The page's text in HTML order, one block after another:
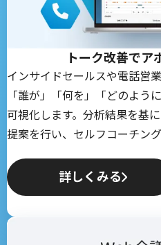
トーク改善でア
インサイドセールスや電話営
「誰が」「何を」「どのよう
可視化します。分析結果を基
提案を行い、セルフコーチング
詳しくみる